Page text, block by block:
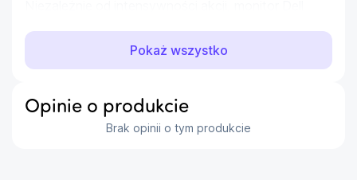
Niesamowita dokładność odwzorowania
Dzięki zgodności ze standardem VESA
DisplayHDR™ 600 i szerokiej gamie barw DCI-P3
Pokaż wszystko
Opinie o produkcie
Brak opinii o tym produkcie